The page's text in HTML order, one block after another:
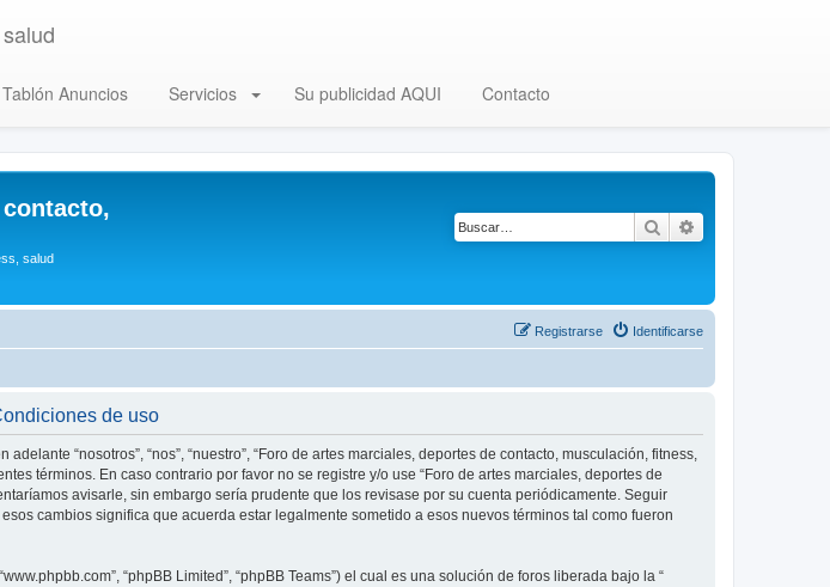
Tablón Anuncios Servicios Su publicidad AQUI Contacto
salud
Buscar
Identificarse
Registrarse
de uso
“nosotros”, “nos”, “nuestro”, “Foro de artes marciales, deportes de contacto, musculación, fitness,
términos. En caso contrario por favor no se registre y/o use “Foro de artes marciales, deportes de
avisarle, sin embargo sería prudente que los revisase por su cuenta periódicamente. Seguir
cambios significa que acuerda estar legalmente sometido a esos nuevos términos tal como fueron
“phpBB Limited”, “phpBB Teams”) el cual es una solución de foros liberada bajo la “